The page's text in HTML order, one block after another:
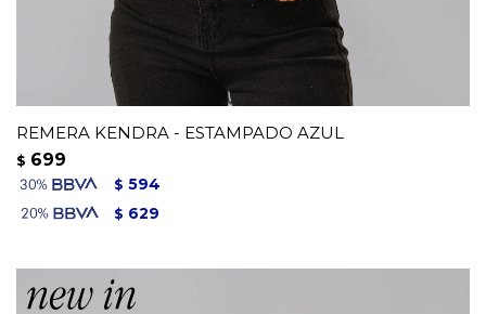
REMERA KENDRA - ESTAMPADO AZUL
$ 699
$ 594
$ 629